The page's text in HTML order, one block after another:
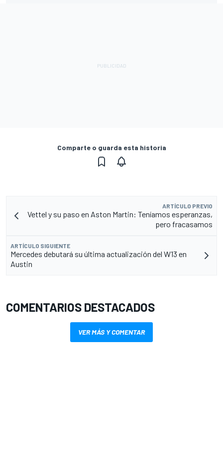
Comparte o guarda esta historia
ARTÍCULO PREVIO
Vettel y su paso en Aston Martin: Teníamos esperanzas,
pero fracasamos
ARTÍCULO SIGUIENTE
Mercedes debutará su última actualización del W13 en
Austin
COMENTARIOS DESTACADOS
VER MÁS Y COMENTAR